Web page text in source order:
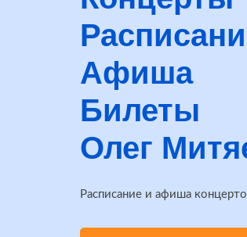
Афиша
Билеты
Олег
Расписание и афиша